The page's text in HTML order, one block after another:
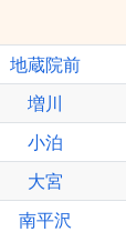
地蔵院前
増川
小泊
大宮
南平沢